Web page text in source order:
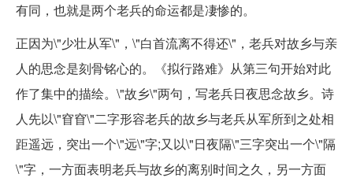
有同，也就是两个老兵的命运都是凄惨的。
正因为\"少壮从军\"，\"白首流离不得还\"，老兵对故乡与亲
人的思念是刻骨铭心的。《拟行路难》从第三句开始对此
作了集中的描绘。\"故乡\"两句，写老兵日夜思念故乡。诗
人先以\"窅窅\"二字形容老兵的故乡与老兵从军所到之处相
距遥远，突出一个\"远\"字;又以\"日夜隔\"三字突出一个\"隔
\"字，一方面表明老兵与故乡的离别时间之久，另一方面